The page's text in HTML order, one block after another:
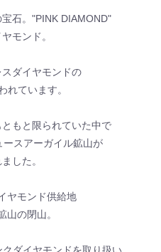
石。"PINK DIAMOND"
モンド。
ダイヤモンドの
れています。
もと限られていた中で
スアーガイル鉱山が
した。
ヤモンド供給地
山の閉山。